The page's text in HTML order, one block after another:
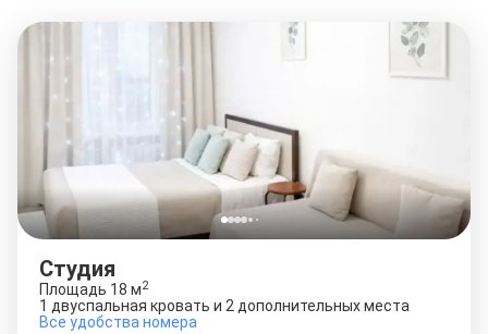
Студия
Площадь 18 м2
1 двуспальная кровать и 2 дополнительных места
Все удобства номера